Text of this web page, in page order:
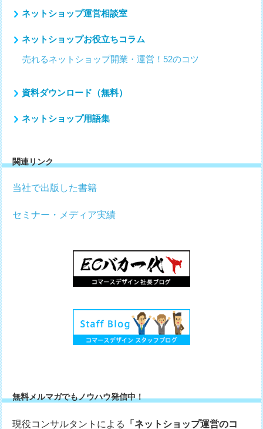
ネットショップ運営相談室
ネットショップお役立ちコラム
売れるネットショップ開業・運営！52のコツ
資料ダウンロード（無料）
ネットショップ用語集
関連リンク
当社で出版した書籍
セミナー・メディア実績
無料メルマガでもノウハウ発信中！
現役コンサルタントによる 「ネットショップ運営のコ